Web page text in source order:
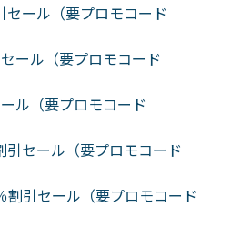
ール（要プロモコード
ール（要プロモコード
ル（要プロモコード
セール（要プロモコード
引セール（要プロモコード